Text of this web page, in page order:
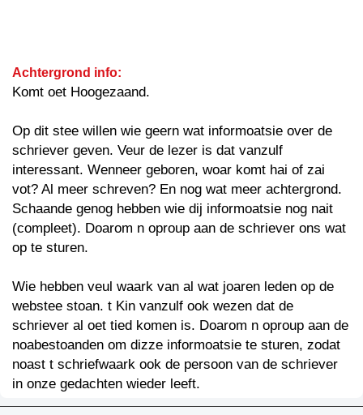
Achtergrond info:
Komt oet Hoogezaand.
Op dit stee willen wie geern wat informoatsie over de
schriever geven. Veur de lezer is dat vanzulf
interessant. Wenneer geboren, woar komt hai of zai
vot? Al meer schreven? En nog wat meer achtergrond.
Schaande genog hebben wie dij informoatsie nog nait
(compleet). Doarom n oproup aan de schriever ons wat
op te sturen.
Wie hebben veul waark van al wat joaren leden op de
webstee stoan. t Kin vanzulf ook wezen dat de
schriever al oet tied komen is. Doarom n oproup aan de
noabestoanden om dizze informoatsie te sturen, zodat
noast t schriefwaark ook de persoon van de schriever
in onze gedachten wieder leeft.